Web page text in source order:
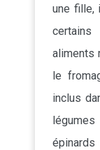
une fille,
aliments
le
inclus